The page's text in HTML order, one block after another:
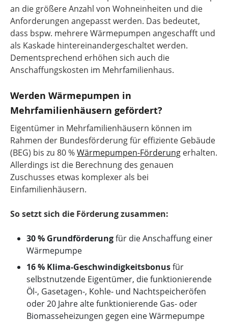
an die größere Anzahl von Wohneinheiten und die
Anforderungen angepasst werden. Das bedeutet,
dass bspw. mehrere Wärmepumpen angeschafft und
als Kaskade hintereinandergeschaltet werden.
Dementsprechend erhöhen sich auch die
Anschaffungskosten im Mehrfamilienhaus.
Werden Wärmepumpen in
Mehrfamilienhäusern gefördert?
Eigentümer in Mehrfamilienhäusern können im
Rahmen der Bundesförderung für effiziente Gebäude
(BEG) bis zu 80 %Wärmepumpen-Förderung erhalten.
Allerdings ist die Berechnung des genauen
Zuschusses etwas komplexer als bei
Einfamilienhäusern.
So setzt sich die Förderung zusammen:
30 % Grundförderungfür die Anschaffung einer
Wärmepumpe
16 % Klima-Geschwindigkeitsbonusfür
selbstnutzende Eigentümer, die funktionierende
Öl-, Gasetagen-, Kohle- und Nachtspeicheröfen
oder 20 Jahre alte funktionierende Gas- oder
Biomasseheizungen gegen eine Wärmepumpe